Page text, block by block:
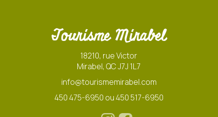
Tourisme Mirabel
18210, rue Victor
Mirabel, QC J7J 1L7
info@tourismemirabel.com
450 475-6950 ou 450 517-6950